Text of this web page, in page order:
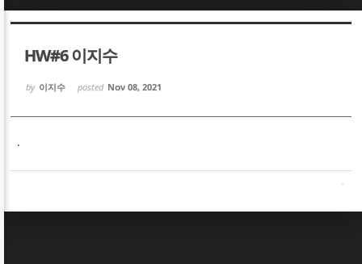
HW#6 이지수
by 이지수 posted Nov 08, 2021
.
Sketchbook5, 스케치북5
Sketchbook5, 스케치북5
Sketchbook5, 스케치북5
Sketchbook5, 스케치북5